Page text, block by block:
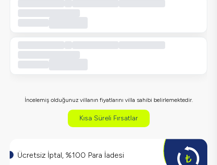
İncelemiş olduğunuz villanın fiyatlarını villa sahibi belirlemektedir.
Kısa Süreli Fırsatlar
Ücretsiz İptal, %100 Para İadesi